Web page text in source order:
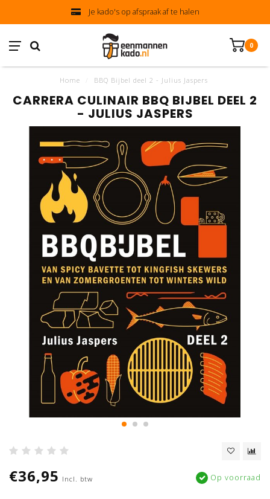
Je kado's op afspraak af te halen
0
Home BBQ Bijbel deel 2 - Julius Jaspers
CARRERA CULINAIR BBQ BIJBEL DEEL 2
- JULIUS JASPERS
€36,95 Incl. btw Op voorraad